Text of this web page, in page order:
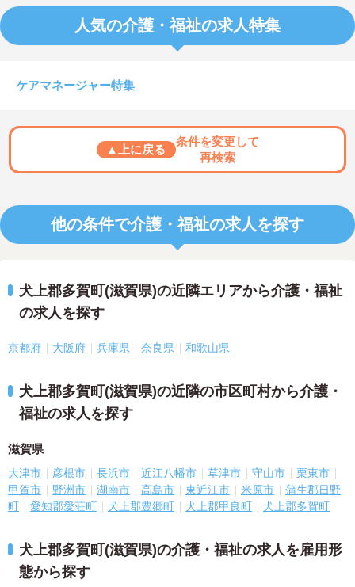
人気の介護・福祉の求人特集
ケアマネージャー特集
▲上に戻る
条件を変更して
再検索
他の条件で介護・福祉の求人を探す
犬上郡多賀町(滋賀県)の近隣エリアから介護・福祉
の求人を探す
京都府 大阪府 兵庫県 奈良県 和歌山県
犬上郡多賀町(滋賀県)の近隣の市区町村から介護・
福祉の求人を探す
滋賀県
大津市 彦根市 長浜市 近江八幡市 草津市 守山市
栗東市
甲賀市
野洲市 湖南市 高島市 東近江市 米原市
蒲生郡日野
町
愛知郡愛荘町 犬上郡豊郷町 犬上郡甲良町 犬上郡多賀町
犬上郡多賀町(滋賀県)の介護・福祉の求人を雇用形
態から探す